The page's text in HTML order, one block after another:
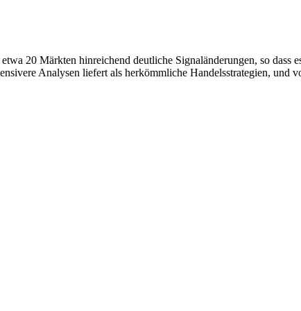
20 Märkten hinreichend deutliche Signaländerungen, so dass
Analysen liefert als herkömmliche Handelsstrategien, und